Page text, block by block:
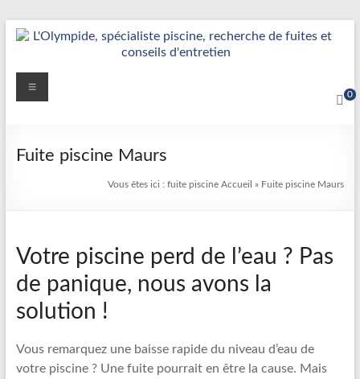
Aller
au
Détection
Réparation
Fuite
L’Olympide
—
Expert
France
Recherche
0
Menu
Fuite piscine Maurs
Vous êtes ici : fuite piscineAccueil » Fuite piscine Maurs
Votre piscine perd de l’eau ? Pas
de panique, nous avons la
solution !
Vous remarquez une baisse rapide du niveau d’eau de
votre piscine ? Une fuite pourrait en être la cause. Mais